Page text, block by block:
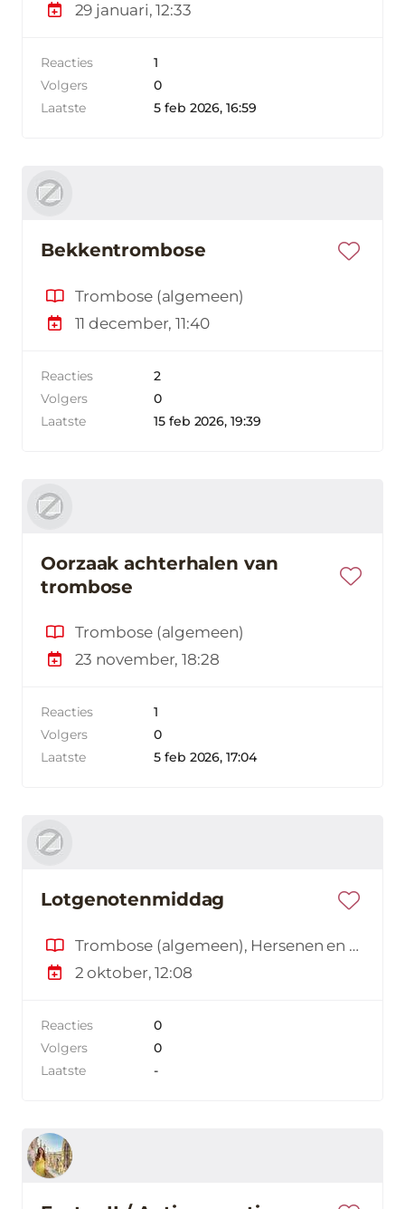
29 januari, 12:33
Reacties
1
Volgers
0
Laatste
5 feb 2026, 16:59
Bekkentrombose
Trombose (algemeen)
11 december, 11:40
Reacties
2
Volgers
0
Laatste
15 feb 2026, 19:39
Oorzaak achterhalen van
trombose
Trombose (algemeen)
23 november, 18:28
Reacties
1
Volgers
0
Laatste
5 feb 2026, 17:04
Lotgenotenmiddag
Trombose (algemeen), Hersenen en trombose
2 oktober, 12:08
Reacties
0
Volgers
0
Laatste
-